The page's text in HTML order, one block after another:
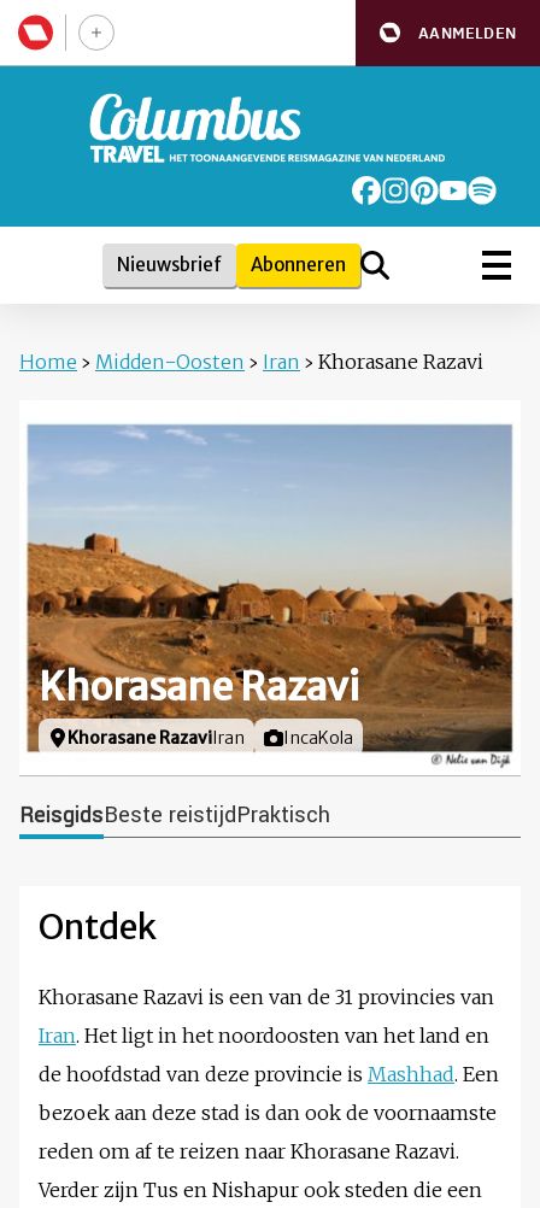
AANMELDEN
Nieuwsbrief Abonneren
Home › Midden-Oosten › Iran › Khorasane Razavi
Khorasane Razavi
Locatie
Khorasane Razavi Iran Foto door
IncaKola
ReisgidsBeste reistijdPraktisch
Ontdek
Khorasane Razavi is een van de 31 provincies van
Iran. Het ligt in het noordoosten van het land en
de hoofdstad van deze provincie is Mashhad. Een
bezoek aan deze stad is dan ook de voornaamste
reden om af te reizen naar Khorasane Razavi.
Verder zijn Tus en Nishapur ook steden die een